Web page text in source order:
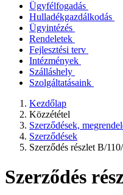
Ügyfélfogadás
Hulladékgazdálkodás
Ügyintézés
Rendeletek
Fejlesztési terv
Intézmények
Szálláshely
Szolgáltatásaink
Kezdőlap
Közzététel
Szerződések,
Szerződések
Szerződés részlet B/
Szerződés